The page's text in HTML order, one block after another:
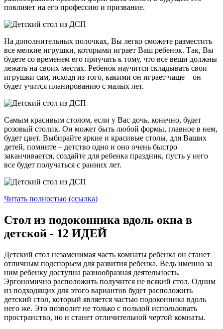
повлияет на его профессию и призвание.
На дополнительных полочках, Вы легко сможете разместить
все мелкие игрушки, которыми играет Ваш ребенок. Так, Вы
будете со временем его приучать к тому, что все вещи должны
лежать на своих местах. Ребенок научится складывать свои
игрушки сам, исходя из того, какими он играет чаще – он
будет учится планированию с малых лет.
Самым красивым столом, если у Вас дочь, конечно, будет
розовый столик. Он может быть любой формы, главное в нем,
будет цвет. Выбирайте яркие и красивые столы, для Ваших
детей, помните – детство одно и оно очень быстро
заканчивается, создайте для ребенка праздник, пусть у него
все будет получаться с ранних лет.
Читать полностью (ссылка)
Стол из подоконника вдоль окна в
детской - 12 ИДЕЙ
Детский стол незаменимая часть комнаты ребенка он станет
отличным подспорьем для развития ребенка. Ведь именно за
ним ребенку доступна разнообразная деятельность.
Эргономично расположить получится не всякий стол. Одним
из подходящих для этого вариантов будет расположить
детский стол, который является частью подоконника вдоль
него же. Это позволит не только с пользой использовать
пространство, но и станет отличительной чертой комнаты.